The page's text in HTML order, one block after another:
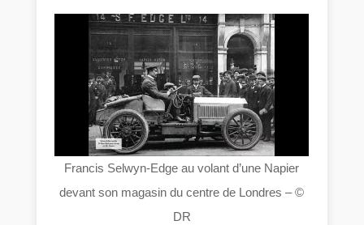
Francis Selwyn-Edge au volant d’une Napier
devant son magasin du centre de Londres – ©
DR